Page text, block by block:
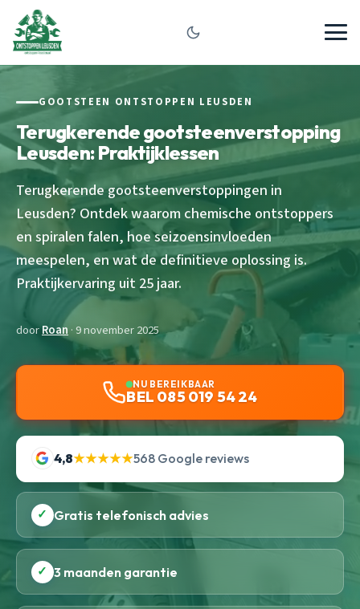
GOOTSTEEN ONTSTOPPEN LEUSDEN
Terugkerende gootsteenverstopping
Leusden: Praktijklessen
Terugkerende gootsteenverstoppingen in
Leusden? Ontdek waarom chemische ontstoppers
en spiralen falen, hoe seizoensinvloeden
meespelen, en wat de definitieve oplossing is.
Praktijkervaring uit 25 jaar.
doorRoan · 9 november 2025
NU BEREIKBAAR
BEL 085 019 54 24
4,8★★★★★568 Google reviews
✓ Gratis telefonisch advies
✓ 3 maanden garantie